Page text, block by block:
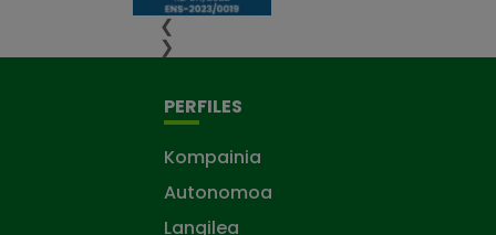
❮
❯
PERFILES
Kompainia
Autonomoa
Langilea